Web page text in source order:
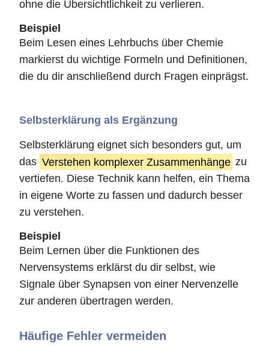
ohne die Übersichtlichkeit zu verlieren.
Beispiel
Beim Lesen eines Lehrbuchs über Chemie
markierst du wichtige Formeln und Definitionen,
die du dir anschließend durch Fragen einprägst.
Selbsterklärung als Ergänzung
Selbsterklärung eignet sich besonders gut, um
das Verstehen komplexer Zusammenhänge zu
vertiefen. Diese Technik kann helfen, ein Thema
in eigene Worte zu fassen und dadurch besser
zu verstehen.
Beispiel
Beim Lernen über die Funktionen des
Nervensystems erklärst du dir selbst, wie
Signale über Synapsen von einer Nervenzelle
zur anderen übertragen werden.
Häufige Fehler vermeiden